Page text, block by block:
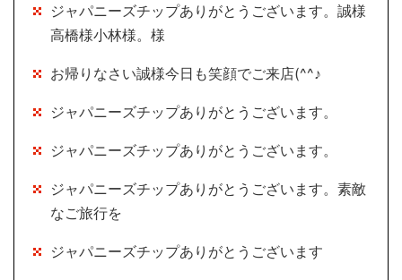
ジャパニーズチップありがとうございます。誠様
高橋様小林様。様
お帰りなさい誠様今日も笑顔でご来店(^^♪
ジャパニーズチップありがとうございます。
ジャパニーズチップありがとうございます。
ジャパニーズチップありがとうございます。素敵
なご旅行を
ジャパニーズチップありがとうございます